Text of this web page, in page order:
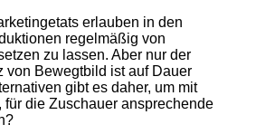
erlauben in den
regelmäßig von
zu lassen. Aber nur der
von Bewegtbild ist auf Dauer
gibt es daher, um mit
für die Zuschauer ansprechende